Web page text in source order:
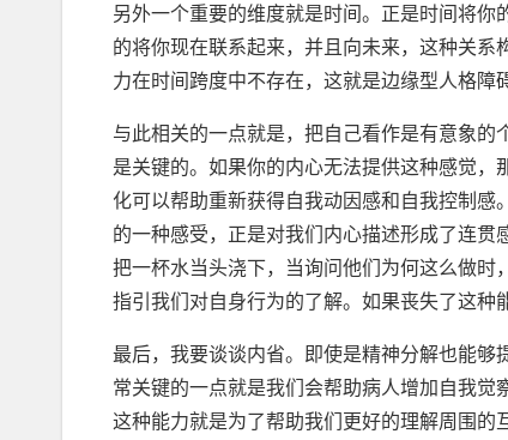
另外一个重要的维度就是时间。正是时间将
的将你现在联系起来，并且向未来，这种关
力在时间跨度中不存在，这就是边缘型人格障
与此相关的一点就是，把自己看作是有意象
是关键的。如果你的内心无法提供这种感觉
化可以帮助重新获得自我动因感和自我控制
的一种感受，正是对我们内心描述形成了连
把一杯水当头浇下，当询问他们为何这么做
指引我们对自身行为的了解。如果丧失了这种
最后，我要谈谈内省。即使是精神分解也能
常关键的一点就是我们会帮助病人增加自我
这种能力就是为了帮助我们更好的理解周围